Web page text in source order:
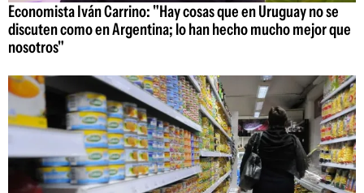
Economista Iván Carrino: "Hay cosas que en Uruguay no se
discuten como en Argentina; lo han hecho mucho mejor que
nosotros"